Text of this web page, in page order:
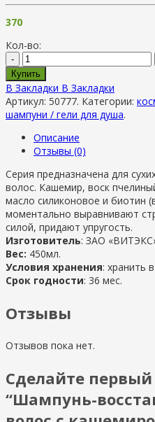
370
Кол-во:
-
Купить
В Закладки В Закладки
Артикул: 50777. Категории:
шампуни / гели для душа.
Описание
Отзывы (0)
Серия предназначена для
волос. Кашемир, воск
масло силиконовое и биотин
моментально выравнивают
силой, придают упругость.
Изготовитель: ЗАО
Вес: 450мл.
Условия хранения: хранить
Срок годности: 36 мес.
Отзывы
Отзывов пока нет.
Сделайте
“Шампунь-